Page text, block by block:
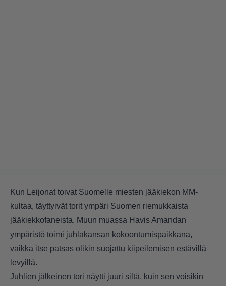
Kun Leijonat toivat Suomelle miesten jääkiekon MM-
kultaa, täyttyivät torit ympäri Suomen riemukkaista
jääkiekkofaneista. Muun muassa Havis Amandan
ympäristö toimi juhlakansan kokoontumispaikkana,
vaikka itse patsas olikin suojattu kiipeilemisen estävillä
levyillä.
Juhlien jälkeinen tori näytti juuri siltä, kuin sen voisikin